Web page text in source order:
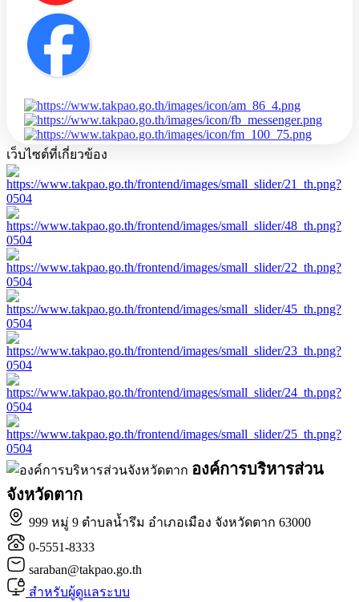
เว็บไซต์ที่เกี่ยวข้อง
องค์การบริหารส่วน
จังหวัดตาก
999 หมู่ 9 ตำบลน้ำรึม อำเภอเมือง จังหวัดตาก 63000
0-5551-8333
saraban@takpao.go.th
สำหรับผู้ดูแลระบบ